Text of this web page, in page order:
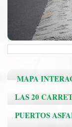
MAPA
LAS 20
PUERTOS